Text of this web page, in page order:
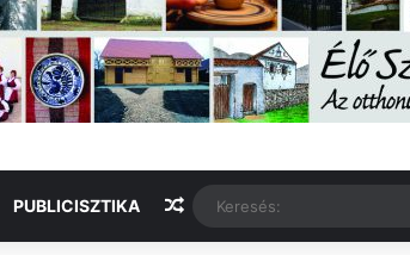
PUBLICISZTIKA Véletlen cikk